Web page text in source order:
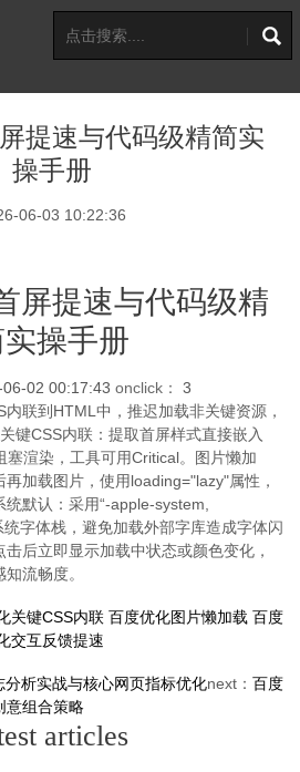
提速与代码级精简实
操手册
06-03 10:22:36
屏提速与代码级精
操手册
06-02 00:17:43 onclick：
3
联到HTML中，推迟加载非关键资源，
键CSS内联：提取首屏样式直接嵌入
塞渲染，工具可用Critical。图片懒加
加载图片，使用loading="lazy"属性，
默认：采用“-apple-system,
字体栈，避免加载外部字库造成字体闪
后立即显示加载中状态或颜色变化，
流畅度。
关键CSS内联 百度优化图片懒加载 百度
交互反馈提速
分析实战与核心网页指标优化next： 百度
意组合策略
articles